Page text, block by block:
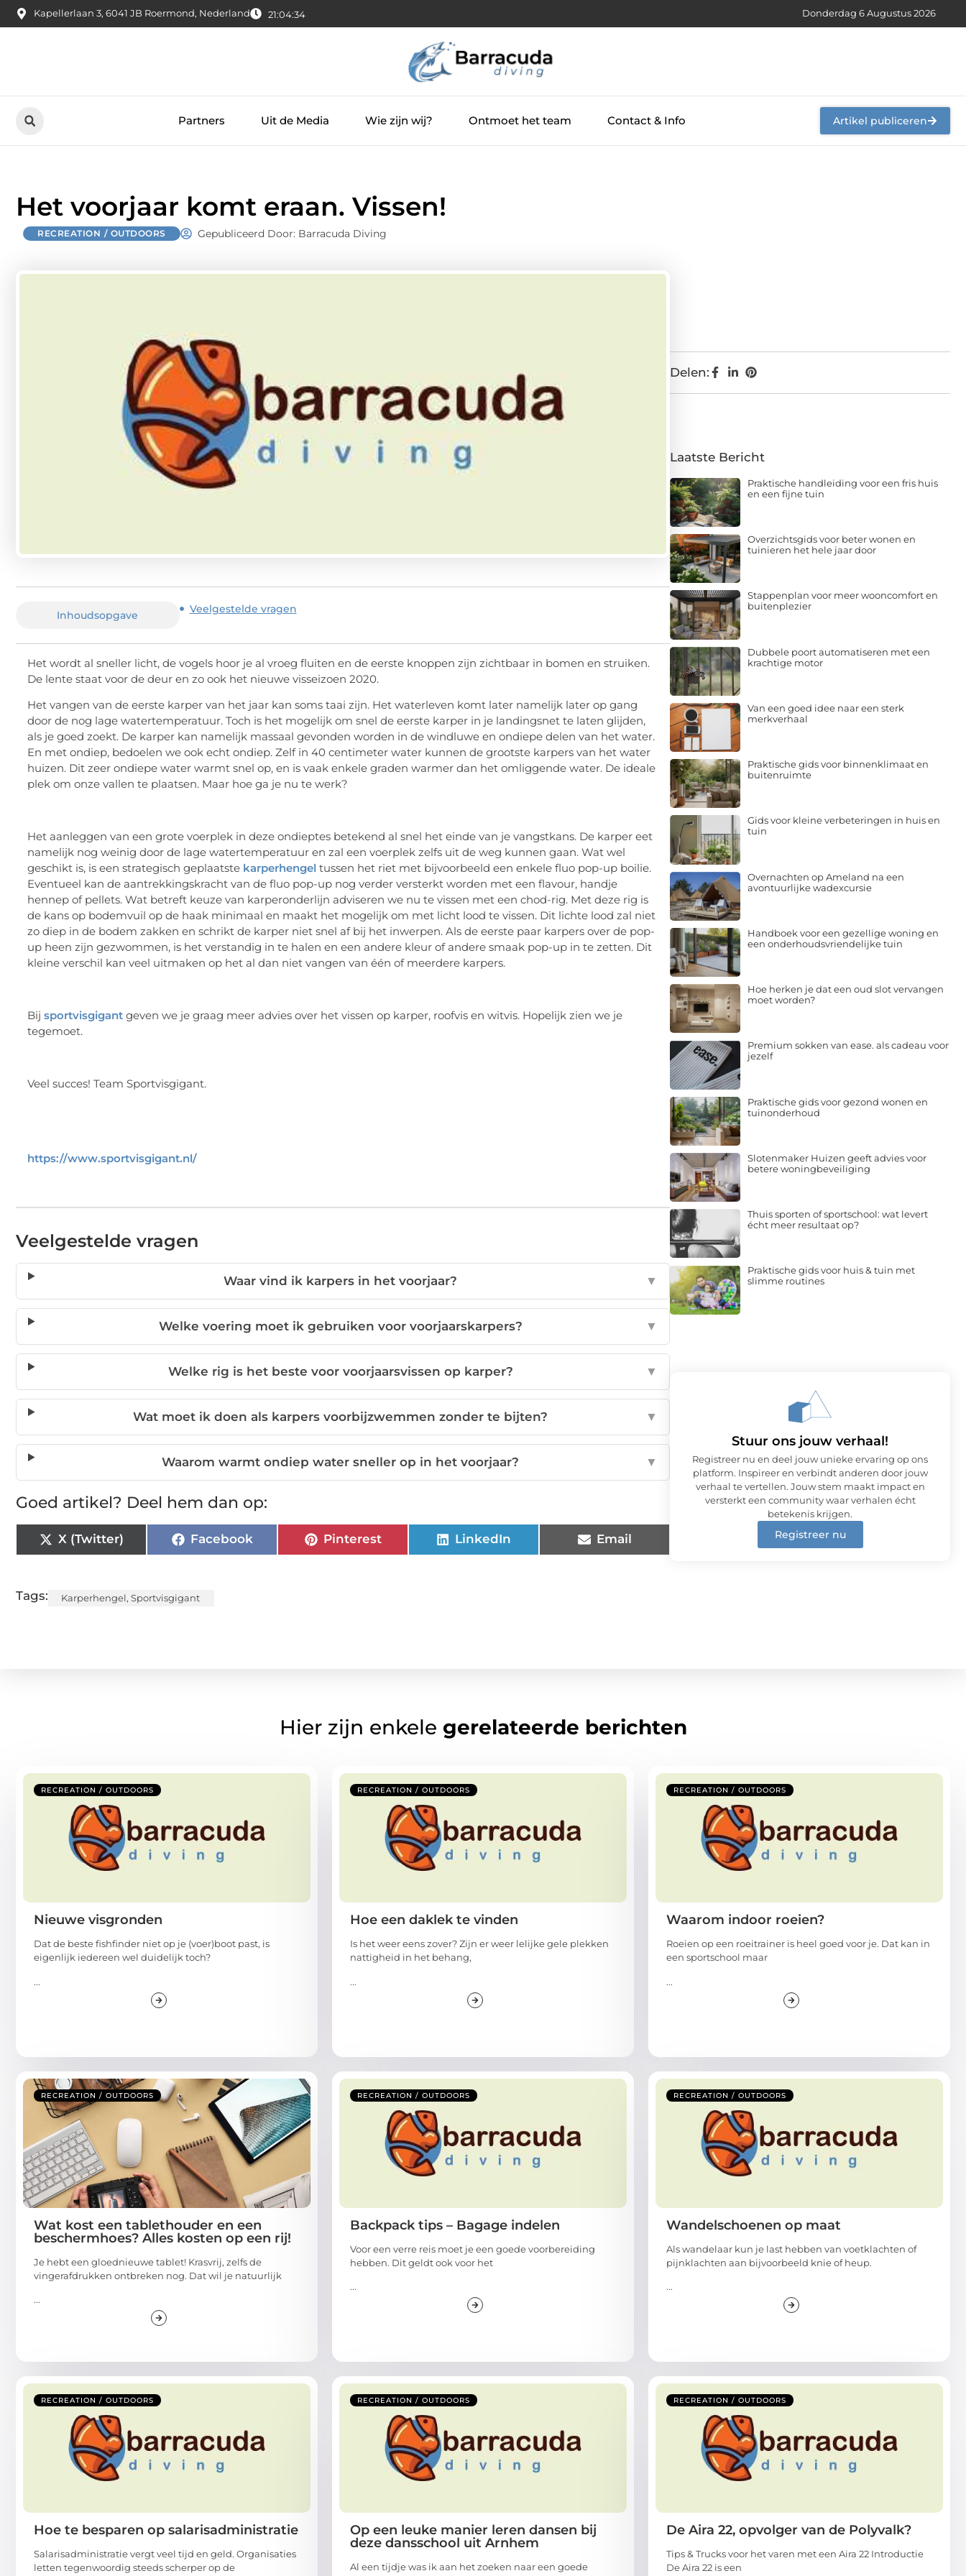
Kapellerlaan 3, 6041 JB Roermond, Nederland 21:04:35 Donderdag 6 Augustus 2026
Partners Uit de Media Wie zijn wij? Ontmoet het team Contact & Info Artikel publiceren
Het voorjaar komt eraan. Vissen!
RECREATION / OUTDOORS Gepubliceerd Door: Barracuda Diving
Inhoudsopgave Veelgestelde vragen
Het wordt al sneller licht, de vogels hoor je al vroeg fluiten en de eerste knoppen zijn zichtbaar in bomen en struiken.
De lente staat voor de deur en zo ook het nieuwe visseizoen 2020.
Het vangen van de eerste karper van het jaar kan soms taai zijn. Het waterleven komt later namelijk later op gang
door de nog lage watertemperatuur. Toch is het mogelijk om snel de eerste karper in je landingsnet te laten glijden,
als je goed zoekt. De karper kan namelijk massaal gevonden worden in de windluwe en ondiepe delen van het water.
En met ondiep, bedoelen we ook echt ondiep. Zelf in 40 centimeter water kunnen de grootste karpers van het water
huizen. Dit zeer ondiepe water warmt snel op, en is vaak enkele graden warmer dan het omliggende water. De ideale
plek om onze vallen te plaatsen. Maar hoe ga je nu te werk?
Het aanleggen van een grote voerplek in deze ondieptes betekend al snel het einde van je vangstkans. De karper eet
namelijk nog weinig door de lage watertemperatuur en zal een voerplek zelfs uit de weg kunnen gaan. Wat wel
geschikt is, is een strategisch geplaatste karperhengel tussen het riet met bijvoorbeeld een enkele fluo pop-up boilie.
Eventueel kan de aantrekkingskracht van de fluo pop-up nog verder versterkt worden met een flavour, handje
hennep of pellets. Wat betreft keuze van karperonderlijn adviseren we nu te vissen met een chod-rig. Met deze rig is
de kans op bodemvuil op de haak minimaal en maakt het mogelijk om met licht lood te vissen. Dit lichte lood zal niet
zo diep in de bodem zakken en schrikt de karper niet snel af bij het inwerpen. Als de eerste paar karpers over de pop-
up heen zijn gezwommen, is het verstandig in te halen en een andere kleur of andere smaak pop-up in te zetten. Dit
kleine verschil kan veel uitmaken op het al dan niet vangen van één of meerdere karpers.
Bij sportvisgigant geven we je graag meer advies over het vissen op karper, roofvis en witvis. Hopelijk zien we je
tegemoet.
Veel succes! Team Sportvisgigant.
https://www.sportvisgigant.nl/
Veelgestelde vragen
Waar vind ik karpers in het voorjaar? ▼
Welke voering moet ik gebruiken voor voorjaarskarpers? ▼
Welke rig is het beste voor voorjaarsvissen op karper? ▼
Wat moet ik doen als karpers voorbijzwemmen zonder te bijten? ▼
Waarom warmt ondiep water sneller op in het voorjaar? ▼
Goed artikel? Deel hem dan op:
X (Twitter) Facebook Pinterest LinkedIn Email
Tags: Karperhengel, Sportvisgigant
Delen:
Laatste Bericht
Praktische handleiding voor een fris huis
en een fijne tuin
Overzichtsgids voor beter wonen en
tuinieren het hele jaar door
Stappenplan voor meer wooncomfort en
buitenplezier
Dubbele poort automatiseren met een
krachtige motor
Van een goed idee naar een sterk
merkverhaal
Praktische gids voor binnenklimaat en
buitenruimte
Gids voor kleine verbeteringen in huis en
tuin
Overnachten op Ameland na een
avontuurlijke wadexcursie
Handboek voor een gezellige woning en
een onderhoudsvriendelijke tuin
Hoe herken je dat een oud slot vervangen
moet worden?
Premium sokken van ease. als cadeau voor
jezelf
Praktische gids voor gezond wonen en
tuinonderhoud
Slotenmaker Huizen geeft advies voor
betere woningbeveiliging
Thuis sporten of sportschool: wat levert
écht meer resultaat op?
Praktische gids voor huis & tuin met
slimme routines
Stuur ons jouw verhaal!
Registreer nu en deel jouw unieke ervaring op ons
platform. Inspireer en verbindt anderen door jouw
verhaal te vertellen. Jouw stem maakt impact en
versterkt een community waar verhalen écht
betekenis krijgen.
Registreer nu
Hier zijn enkele gerelateerde berichten
RECREATION / OUTDOORS
Nieuwe visgronden
Dat de beste fishfinder niet op je (voer)boot past, is
eigenlijk iedereen wel duidelijk toch?
...
RECREATION / OUTDOORS
Hoe een daklek te vinden
Is het weer eens zover? Zijn er weer lelijke gele plekken
nattigheid in het behang,
...
RECREATION / OUTDOORS
Waarom indoor roeien?
Roeien op een roeitrainer is heel goed voor je. Dat kan in
een sportschool maar
...
RECREATION / OUTDOORS
Wat kost een tablethouder en een
beschermhoes? Alles kosten op een rij!
Je hebt een gloednieuwe tablet! Krasvrij, zelfs de
vingerafdrukken ontbreken nog. Dat wil je natuurlijk
...
RECREATION / OUTDOORS
Backpack tips – Bagage indelen
Voor een verre reis moet je een goede voorbereiding
hebben. Dit geldt ook voor het
...
RECREATION / OUTDOORS
Wandelschoenen op maat
Als wandelaar kun je last hebben van voetklachten of
pijnklachten aan bijvoorbeeld knie of heup.
...
RECREATION / OUTDOORS
Hoe te besparen op salarisadministratie
Salarisadministratie vergt veel tijd en geld. Organisaties
letten tegenwoordig steeds scherper op de
RECREATION / OUTDOORS
Op een leuke manier leren dansen bij
deze dansschool uit Arnhem
Al een tijdje was ik aan het zoeken naar een goede
RECREATION / OUTDOORS
De Aira 22, opvolger van de Polyvalk?
Tips & Trucks voor het varen met een Aira 22 Introductie
De Aira 22 is een